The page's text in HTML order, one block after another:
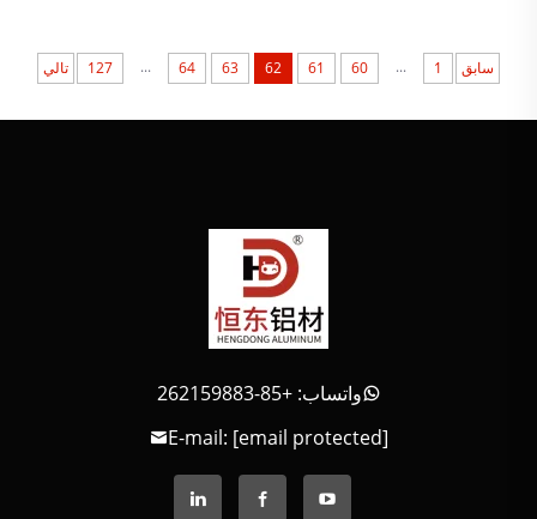
سابق 1
...
60
61
62
63
64
...
127 تالي
واتساب: +85-262159883
E-mail: [email protected]